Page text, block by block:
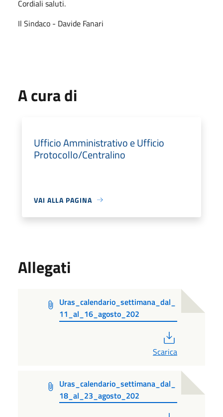
Cordiali saluti.
Il Sindaco - Davide Fanari
A cura di
Ufficio Amministrativo e Ufficio
Protocollo/Centralino
VAI ALLA PAGINA
Allegati
Uras_calendario_settimana_dal_
11_al_16_agosto_202
Scarica
Uras_calendario_settimana_dal_
18_al_23_agosto_202